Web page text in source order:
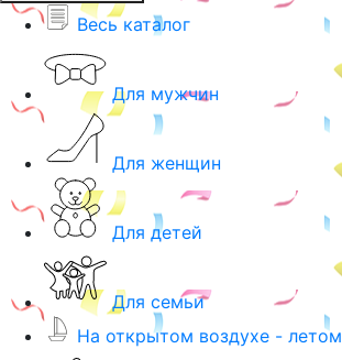
Весь каталог
Для мужчин
Для женщин
Для детей
Для семьи
На открытом воздухе - летом